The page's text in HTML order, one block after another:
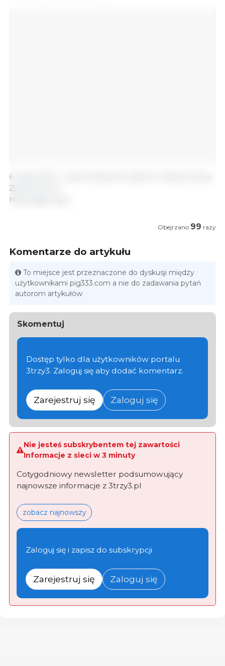
6 maja 2026 r./ Zgromadzenie Ogólne Indiany/ Stany
Zjednoczone.
https://iga.in.gov
Obejrzano 99 razy
Komentarze do artykułu
To miejsce jest przeznaczone do dyskusji między
użytkownikami pig333.com a nie do zadawania pytań
autorom artykułów
Skomentuj
Dostęp tylko dla użytkowników portalu
3trzy3. Zaloguj się aby dodać komentarz.
Zarejestruj się Zaloguj się
Nie jesteś subskrybentem tej zawartości
Informacje z sieci w 3 minuty
Cotygodniowy newsletter podsumowujący
najnowsze informacje z 3trzy3.pl
zobacz najnowszy
Zaloguj się i zapisz do subskrypcji
Zarejestruj się Zaloguj się